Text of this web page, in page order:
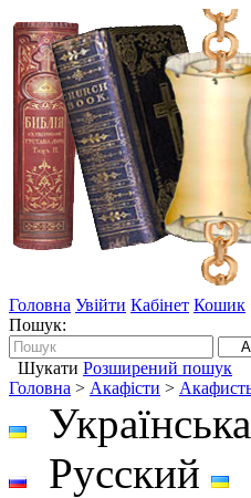
Головна Увійти Кабінет Кошик
Пошук:
Шукати Розширений пошук
Головна > Акафісти >
Українська
Русский